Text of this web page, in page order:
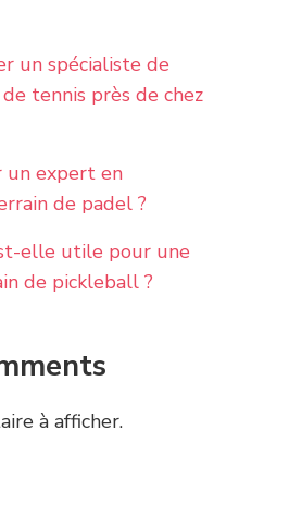
un spécialiste de
tennis près de chez
un expert en
de padel ?
elle utile pour une
de pickleball ?
à afficher.